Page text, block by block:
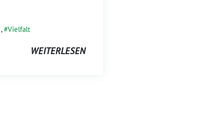
, Vielfalt
WEITERLESEN